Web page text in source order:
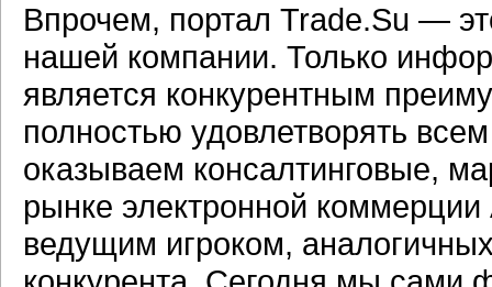
Впрочем, портал Trade.Su —
нашей компании. Только
является конкурентным
полностью удовлетворять
оказываем консалтинговые,
рынке электронной
ведущим игроком,